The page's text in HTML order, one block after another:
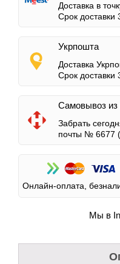
Доставка в
Срок доставки
Укрпошта
Доставка
Срок доставки
Самовывоз из
Забрать
почты № 6677
Онлайн-оплата,
Мы в